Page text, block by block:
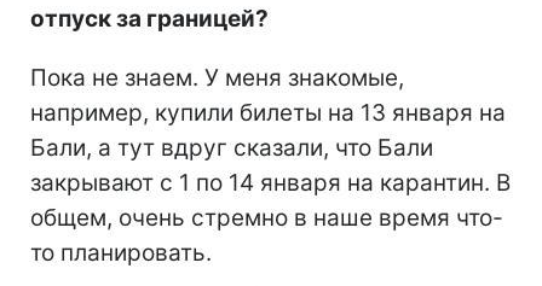
отпуск за границей?
Пока не знаем. У меня знакомые,
например, купили билеты на 13 января на
Бали, а тут вдруг сказали, что Бали
закрывают с 1 по 14 января на карантин. В
общем, очень стремно в наше время что-
то планировать.